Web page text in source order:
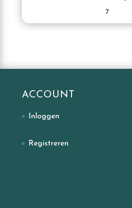
7
ACCOUNT
Inloggen
Registreren